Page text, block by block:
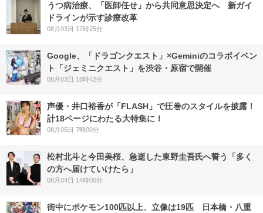
うつ病治療、「医師任せ」から共同意思決定へ 新ガイ
ドラインが示す診療改革
08月03日 17時25分
Google、「ドラゴンクエスト」×Geminiのコラボイベン
ト「ジェミニクエスト」を渋谷・原宿で開催
08月03日 18時42分
声優・井口裕香が「FLASH」で圧巻のスタイルを披露！
計18ページにわたる大特集に！
08月05日 7時00分
松村北斗と今田美桜、急逝した東野圭吾氏へ誓う「多く
の方へ届けていけたら」
08月04日 14時00分
街中にポケモン100匹以上、立像は19匹 日本橋・八重